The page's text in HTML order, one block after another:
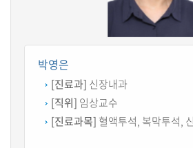
박영은
[진료과] 신장내과
[직위] 임상교수
[진료과목] 혈액투석, 복막투석,